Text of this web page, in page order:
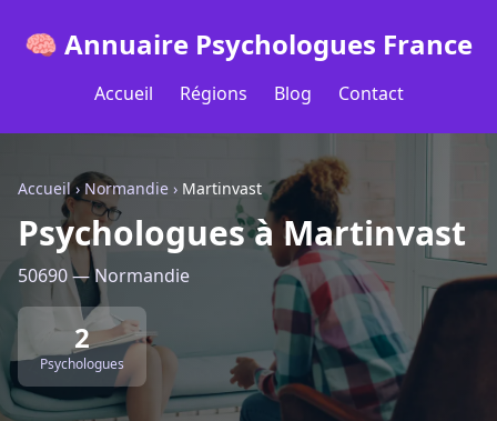
🧠 Annuaire Psychologues France
Accueil Régions Blog Contact
Accueil› Normandie › Martinvast
Psychologues à Martinvast
50690 — Normandie
2
Psychologues